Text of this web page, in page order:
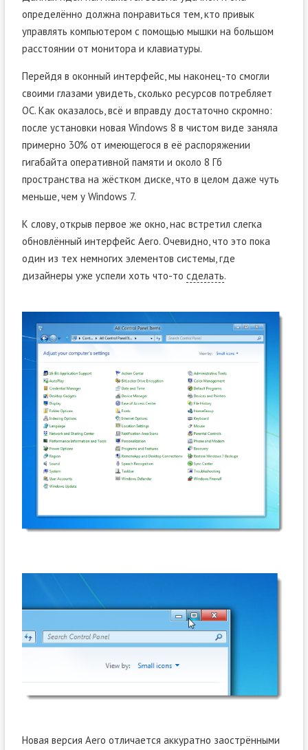
определённо должна понравиться тем, кто привык
управлять компьютером с помощью мышки на большом
расстоянии от монитора и клавиатуры.
Перейдя в оконный интерфейс, мы наконец-то смогли
своими глазами увидеть, сколько ресурсов потребляет
ОС. Как оказалось, всё и вправду достаточно скромно:
после установки новая Windows 8 в чистом виде заняла
примерно 30% от имеющегося в её распоряжении
гигабайта оперативной памяти и около 8 Гб
пространства на жёстком диске, что в целом даже чуть
меньше, чем у Windows 7.
К слову, открыв первое же окно, нас встретил слегка
обновлённый интерфейс Aero. Очевидно, что это пока
один из тех немногих элементов системы, где
дизайнеры уже успели хоть что-то сделать.
Новая версия Aero отличается аккуратно заострёнными